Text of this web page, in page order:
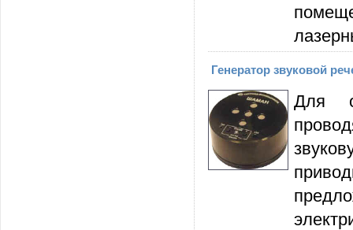
Генератор звуковой
Для